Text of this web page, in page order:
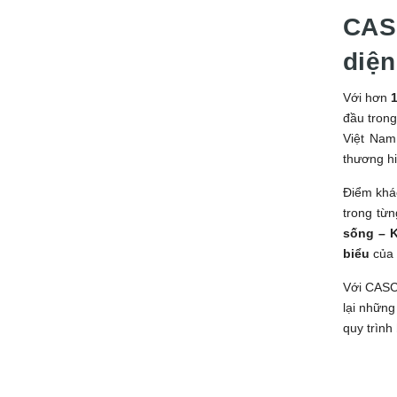
diện
Với hơn
đầu
Việt
thương
Điểm
trong
sống –
biểu của
Với
lại
quy trình